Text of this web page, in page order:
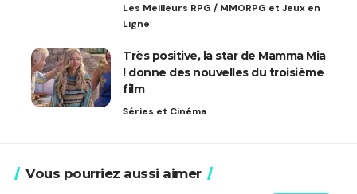
Les Meilleurs RPG / MMORPG et Jeux en
Ligne
Très positive, la star de Mamma Mia
! donne des nouvelles du troisième
film
Séries et Cinéma
Vous pourriez aussi aimer